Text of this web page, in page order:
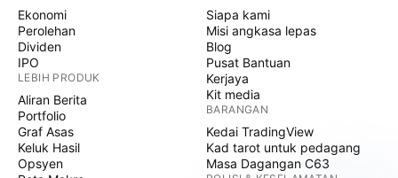
Ekonomi
Perolehan
Dividen
IPO
LEBIH PRODUK
Aliran Berita
Portfolio
Graf Asas
Keluk Hasil
Opsyen
Siapa kami
Misi angkasa lepas
Blog
Pusat Bantuan
Kerjaya
Kit media
BARANGAN
Kedai TradingView
Kad tarot untuk pedagang
Masa Dagangan C63